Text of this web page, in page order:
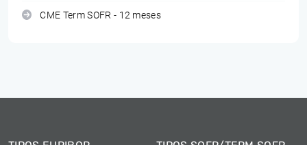
CME Term SOFR - 12 meses